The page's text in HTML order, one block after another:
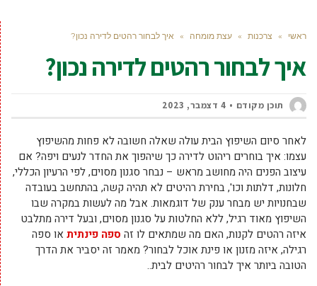
ראשי » צרכנות » עצת מומחה » איך לבחור רהטים לדירה נכון?
איך לבחור רהטים לדירה נכון?
תוכן מקודם 4 דצמבר, 2023
לאחר סיום השיפוץ הבית עולה שאלה חשובה לא פחות מהשיפוץ
עצמו: איך בוחרים ריהוט לדירה כך שיהפוך את החדר לנעים ויפה? אם
עיצוב הפנים היה מחושב מראש – נבחר סגנון מסוים, לפי הרעיון הכללי,
חלונות, דלתות וכו', בחירת רהיטים לא תהיה קשה, בהתחשב בעובדה
שבחנויות יש מבחר ענק של דוגמאות. אבל מה לעשות במקרה שבו
השיפוץ מאוד רגיל, ללא החלטות על סגנון מסוים, ובעל דירה מתלבט
איזה רהטים לקנות, האם מה שמתאים לו זה ספה פינתית או ספה
רגילה, איזה מזנון או פינת אוכל לבחור? מאמר זה יסביר את הדרך
הטובה ביותר איך לבחור רהיטים לבית..